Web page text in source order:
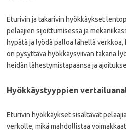
Eturivin ja takarivin hyökkäykset
pelaajien sijoittumisessa ja
hypätä ja lyödä palloa lähellä
on pysyttävä hyökkäysviivan takana
heidän lähestymistapaansa ja
Hyökkäystyyppien
Eturivin hyökkäykset sisältävät
verkolle, mikä mahdollistaa